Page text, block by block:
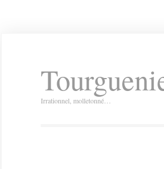
Irrationnel, molletonné…